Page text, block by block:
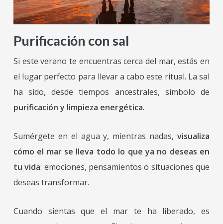
Purificación con sal
Si este verano te encuentras cerca del mar, estás en
el lugar perfecto para llevar a cabo este ritual. La sal
ha sido, desde tiempos ancestrales, símbolo de
purificación y limpieza energética.
Sumérgete en el agua y, mientras nadas,visualiza
cómo el mar se lleva todo lo que ya no deseas en
tu vida: emociones, pensamientos o situaciones que
deseas transformar.
Cuando sientas que el mar te ha liberado, es